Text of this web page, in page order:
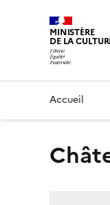
MINISTÈRE
DE LA
Accueil